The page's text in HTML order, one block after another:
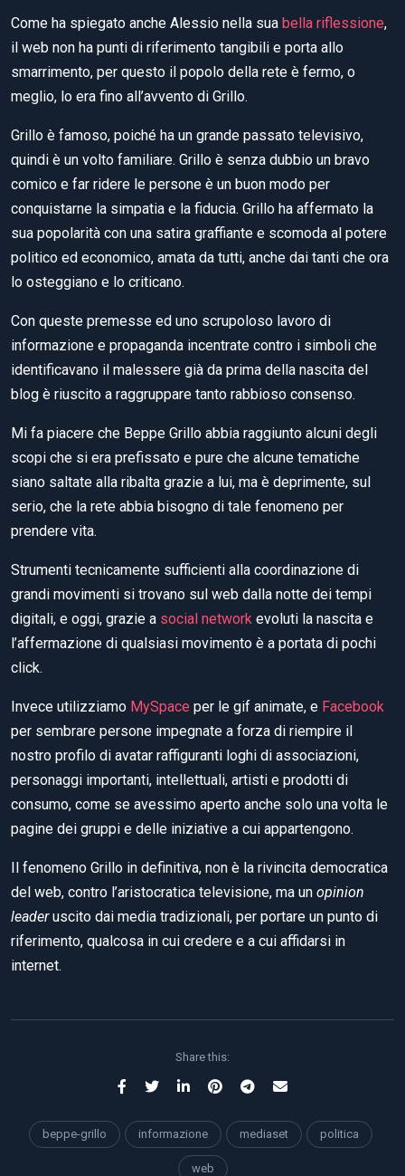
Come ha spiegato anche Alessio nella sua bella riflessione,
il web non ha punti di riferimento tangibili e porta allo
smarrimento, per questo il popolo della rete è fermo, o
meglio, lo era fino all’avvento di Grillo.
Grillo è famoso, poiché ha un grande passato televisivo,
quindi è un volto familiare. Grillo è senza dubbio un bravo
comico e far ridere le persone è un buon modo per
conquistarne la simpatia e la fiducia. Grillo ha affermato la
sua popolarità con una satira graffiante e scomoda al potere
politico ed economico, amata da tutti, anche dai tanti che ora
lo osteggiano e lo criticano.
Con queste premesse ed uno scrupoloso lavoro di
informazione e propaganda incentrate contro i simboli che
identificavano il malessere già da prima della nascita del
blog è riuscito a raggruppare tanto rabbioso consenso.
Mi fa piacere che Beppe Grillo abbia raggiunto alcuni degli
scopi che si era prefissato e pure che alcune tematiche
siano saltate alla ribalta grazie a lui, ma è deprimente, sul
serio, che la rete abbia bisogno di tale fenomeno per
prendere vita.
Strumenti tecnicamente sufficienti alla coordinazione di
grandi movimenti si trovano sul web dalla notte dei tempi
digitali, e oggi, grazie a social network evoluti la nascita e
l’affermazione di qualsiasi movimento è a portata di pochi
click.
Invece utilizziamo MySpace per le gif animate, e Facebook
per sembrare persone impegnate a forza di riempire il
nostro profilo di avatar raffiguranti loghi di associazioni,
personaggi importanti, intellettuali, artisti e prodotti di
consumo, come se avessimo aperto anche solo una volta le
pagine dei gruppi e delle iniziative a cui appartengono.
Il fenomeno Grillo in definitiva, non è la rivincita democratica
del web, contro l’aristocratica televisione, ma un opinion
leaderuscito dai media tradizionali, per portare un punto di
riferimento, qualcosa in cui credere e a cui affidarsi in
internet.
Share this:
beppe-grillo informazione mediaset politica
web